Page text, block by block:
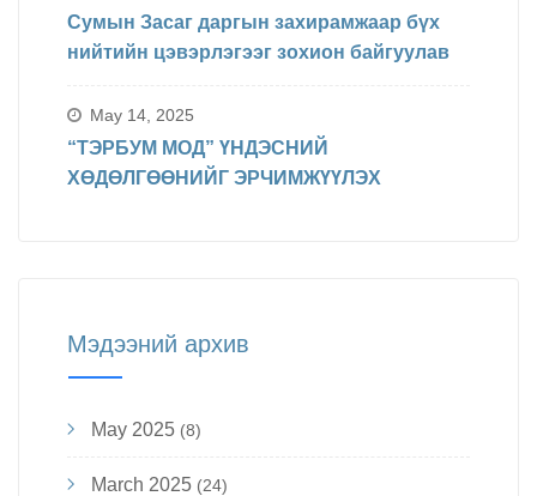
Сумын Засаг даргын захирамжаар бүх
нийтийн цэвэрлэгээг зохион байгуулав
May 14, 2025
“ТЭРБУМ МОД” ҮНДЭСНИЙ
ХӨДӨЛГӨӨНИЙГ ЭРЧИМЖҮҮЛЭХ
Мэдээний архив
May 2025 (8)
March 2025 (24)